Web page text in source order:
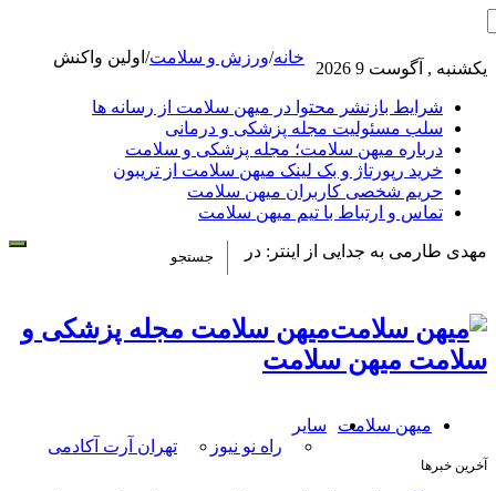
یکشنبه , آگوست 9 2026
شرایط بازنشر محتوا در میهن سلامت از رسانه ها
سلب مسئولیت مجله پزشکی و درمانی
درباره میهن سلامت؛ مجله پزشکی و سلامت
خرید رپورتاژ و بک لینک میهن سلامت از تریبون
حریم شخصی کاربران میهن سلامت
تماس و ارتباط با تیم میهن سلامت
میهن سلامت مجله پزشکی و
سلامت میهن سلامت
میهن سلامت
سایر
راه نو نیوز
تهران آرت آکادمی
آخرین خبرها
خانه/ورزش و سلامت/ اولین واکنش
مهدی طارمی به جدایی از اینتر: در